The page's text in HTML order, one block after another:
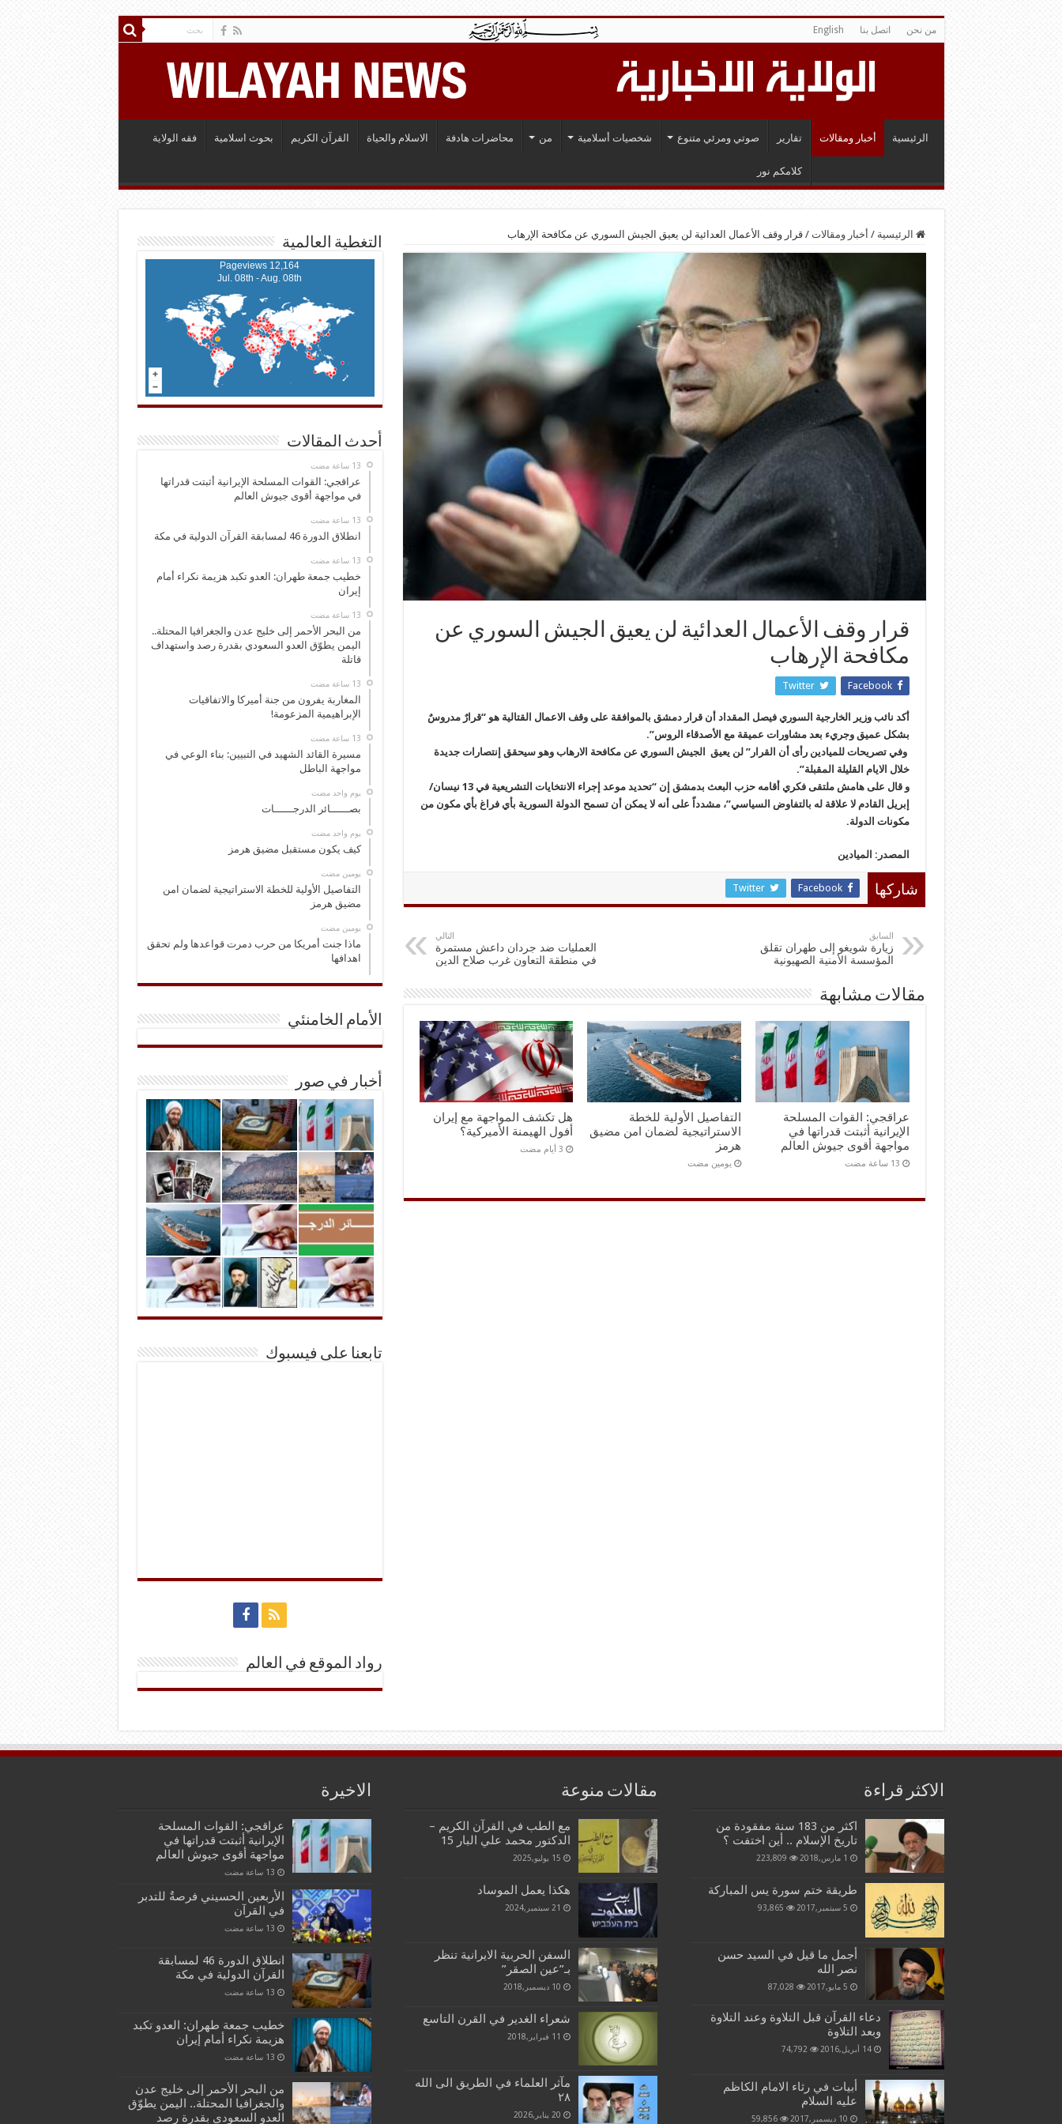
من نحن اتصل بنا English
الرئيسية أخبار ومقالات تقارير صوتي ومرئي متنوع شخصيات أسلامية من محاضرات هادفة الاسلام والحياة القرآن الكريم بحوث اسلامية فقه الولاية
كلامكم نور
الرئيسية / أخبار ومقالات / قرار وقف الأعمال العدائية لن يعيق الجيش السوري عن مكافحة الإرهاب
قرار وقف الأعمال العدائية لن يعيق الجيش السوري عن
مكافحة الإرهاب
Facebook
Twitter
أكد نائب وزير الخارجية السوري فيصل المقداد أن قرار دمشق بالموافقة على وقف الاعمال القتالية هو “قرارٌ مدروسٌ
بشكل عميق وجريء بعد مشاورات عميقة مع الأصدقاء الروس”.
وفي تصريحات للميادين رأى أن القرار” لن يعيق الجيش السوري عن مكافحة الارهاب وهو سيحقق إنتصارات جديدة
خلال الايام القليلة المقبلة”.
و قال على هامش ملتقى فكري أقامه حزب البعث بدمشق إن “تحديد موعد إجراء الانتخايات التشريعية في 13 نيسان/
إبريل القادم لا علاقة له بالتفاوض السياسي”، مشدداً على أنه لا يمكن أن تسمح الدولة السورية بأي فراغ بأي مكون من
مكونات الدولة.
المصدر: الميادين
شاركها Facebook
Twitter
السابق
زيارة شويغو إلى طهران تقلق
المؤسسة الأمنية الصهيونية
التالي
العمليات ضد جردان داعش مستمرة
في منطقة التعاون غرب صلاح الدين
مقالات مشابهة
عراقجي: القوات المسلحة
الإيرانية أثبتت قدراتها في
مواجهة أقوى جيوش العالم
التفاصيل الأولية للخطة
الاستراتيجية لضمان امن مضيق
هرمز
‏يومين مضت
هل تكشف المواجهة مع إيران
أفول الهيمنة الأميركية؟
التغطية العالمية
12,164 Pageviews
Jul. 08th - Aug. 08th
أحدث المقالات
عراقجي: القوات المسلحة الإيرانية أثبتت قدراتها
في مواجهة أقوى جيوش العالم
انطلاق الدورة 46 لمسابقة القرآن الدولية في مكة
خطيب جمعة طهران: العدو تكبد هزيمة نكراء أمام
إيران
من البحر الأحمر إلى خليج عدن والجغرافيا المحتلة..
اليمن يطوّق العدو السعودي بقدرة رصد واستهداف
قاتلة
المغاربة يفرون من جنة أميركا والاتفاقيات
الإبراهيمية المزعومة!
مسيرة القائد الشهيد في التبيين: بناء الوعي في
مواجهة الباطل
‏يوم واحد مضت
بصــــــائر الدرجــــــات
‏يوم واحد مضت
كيف يكون مستقبل مضيق هرمز
‏يومين مضت
التفاصيل الأولية للخطة الاستراتيجية لضمان امن
مضيق هرمز
‏يومين مضت
ماذا جنت أمريكا من حرب دمرت قواعدها ولم تحقق
اهدافها
الأمام الخامنئي
أخبار في صور
تابعنا على فيسبوك
رواد الموقع في العالم
الاكثر قراءة
اكثر من 183 سنة مفقودة من
تاريخ الإسلام .. أين اختفت ؟
1 مارس,2018 223,809
طريقة ختم سورة يس المباركة
5 سبتمبر,2017 93,865
أجمل ما قيل في السيد حسن
نصر الله
5 مايو,2017 87,028
دعاء القرآن قبل التلاوة وعند التلاوة
وبعد التلاوة
14 أبريل,2016 74,792
أبيات في رثاء الامام الكاظم
عليه السلام
10 ديسمبر,2017 59,856
مقالات منوعة
مع الطب في القرآن الكريم –
الدكتور محمد علي البار 15
15 يوليو,2025
هكذا يعمل الموساد
21 سبتمبر,2024
السفن الحربية الايرانية تنظر
بـ”عين الصقر”
10 ديسمبر,2018
شعراء الغدير في القرن التاسع
11 فبراير,2018
مآثر العلماء في الطريق الى الله
٢٨
20 يناير,2026
الاخيرة
عراقجي: القوات المسلحة
الإيرانية أثبتت قدراتها في
مواجهة أقوى جيوش العالم
الأربعين الحسيني فرصةٌ للتدبر
في القرآن
انطلاق الدورة 46 لمسابقة
القرآن الدولية في مكة
خطيب جمعة طهران: العدو تكبد
هزيمة نكراء أمام إيران
من البحر الأحمر إلى خليج عدن
والجغرافيا المحتلة.. اليمن يطوّق
العدو السعودي بقدرة رصد